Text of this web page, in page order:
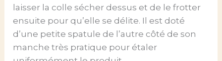
laisser la colle sécher dessus et de le frotter
ensuite pour qu’elle se délite. Il est doté
d’une petite spatule de l’autre côté de son
manche très pratique pour étaler